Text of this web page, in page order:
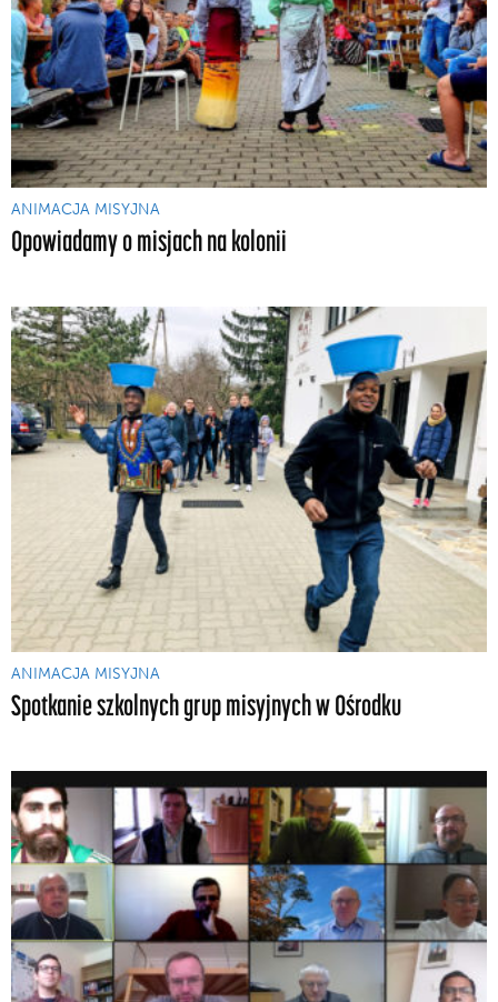
ANIMACJA MISYJNA
Opowiadamy o misjach na kolonii
ANIMACJA MISYJNA
Spotkanie szkolnych grup misyjnych w Ośrodku